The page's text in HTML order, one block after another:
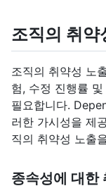
조직의 취약
조직의 취약성 노
험, 수정 진행률
필요합니다.
러한 가시성을 제
직의 취약성 노출
종속성에 대한